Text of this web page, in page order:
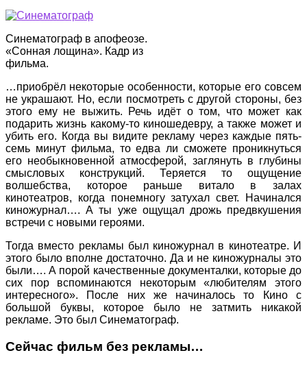
Синематограф в апофеозе.
«Сонная лощина». Кадр из
фильма.
…приобрёл некоторые особенности, которые его совсем
не украшают. Но, если посмотреть с другой стороны, без
этого ему не выжить. Речь идёт о том, что может как
подарить жизнь какому-то киношедевру, а также может и
убить его. Когда вы видите рекламу через каждые пять-
семь минут фильма, то едва ли сможете проникнуться
его необыкновенной атмосферой, заглянуть в глубины
смысловых конструкций. Теряется то ощущение
волшебства, которое раньше витало в залах
кинотеатров, когда понемногу затухал свет. Начинался
киножурнал…. А ты уже ощущал дрожь предвкушения
встречи с новыми героями.
Тогда вместо рекламы был киножурнал в кинотеатре. И
этого было вполне достаточно. Да и не киножурналы это
были…. А порой качественные документалки, которые до
сих пор вспоминаются некоторым «любителям этого
интересного». После них же начиналось то Кино с
большой буквы, которое было не затмить никакой
рекламе. Это был Синематограф.
Сейчас фильм без рекламы…